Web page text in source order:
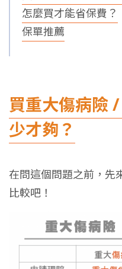
怎麼買才能省保費？
保單推薦
買重大傷病險
少才夠？
在問這個問題之前，先
比較吧！